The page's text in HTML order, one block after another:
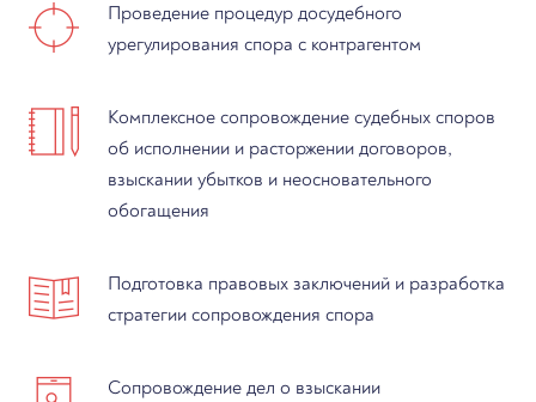
Проведение процедур досудебного
урегулирования спора с контрагентом
Комплексное сопровождение судебных споров
об исполнении и расторжении договоров,
взыскании убытков и неосновательного
обогащения
Подготовка правовых заключений и разработка
стратегии сопровождения спора
Сопровождение дел о взыскании